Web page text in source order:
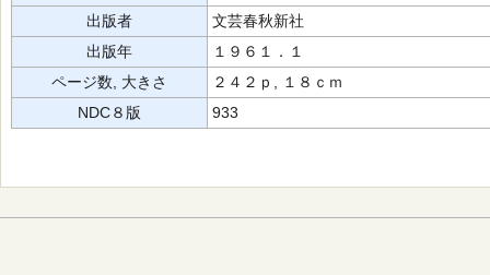
出版者
文芸春秋新社
出版年
１９６１．１
ページ数, 大きさ
２４２ｐ, １８ｃｍ
NDC８版
933